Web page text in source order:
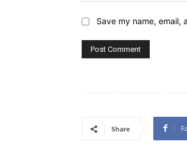
Save my name, email,
Share